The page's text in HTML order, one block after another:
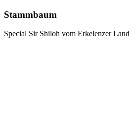
Stammbaum
Special Sir Shiloh vom Erkelenzer Land